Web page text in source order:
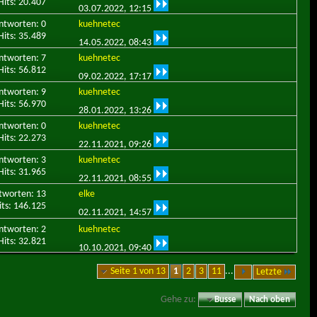
20.407
03.07.2022, 12:15
0
35.489
kuehnetec
14.05.2022, 08:43
7
56.812
kuehnetec
09.02.2022, 17:17
9
56.970
kuehnetec
28.01.2022, 13:26
0
22.273
kuehnetec
22.11.2021, 09:26
3
31.965
kuehnetec
22.11.2021, 08:55
13
146.125
elke
02.11.2021, 14:57
2
32.821
kuehnetec
10.10.2021, 09:40
Seite 1 von 13 1 2 3 11 ... Letzte
Gehe zu: Busse Nach oben